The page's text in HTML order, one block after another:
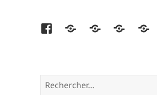
FacebookPartenaire
Liens CartesPetite
Rechercher :